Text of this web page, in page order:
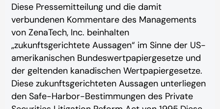
Diese Pressemitteilung und die damit
verbundenen Kommentare des Managements
von ZenaTech, Inc. beinhalten
„zukunftsgerichtete Aussagen“ im Sinne der US-
amerikanischen Bundeswertpapiergesetze und
der geltenden kanadischen Wertpapiergesetze.
Diese zukunftsgerichteten Aussagen unterliegen
den Safe-Harbor-Bestimmungen des Private